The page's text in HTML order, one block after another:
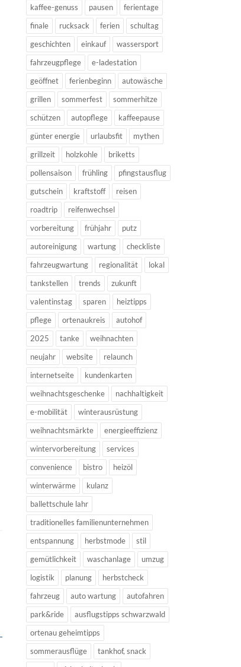
kaffee-genuss
pausen
ferientage
finale
rucksack ferien
schultag
geschichten
einkauf
wassersport
fahrzeugpflege
e-ladestation
geöffnet
ferienbeginn
autowäsche
grillen
sommerfest
sommerhitze
schützen
autopflege
kaffeepause
günter energie
urlaubsfit
mythen
grillzeit
holzkohle
briketts
pollensaison
frühling
pfingstausflug
gutschein
kraftstoff
reisen
roadtrip
reifenwechsel
vorbereitung
frühjahr
putz
autoreinigung
wartung
checkliste
fahrzeugwartung
regionalität
lokal
tankstellen
trends
zukunft
valentinstag
sparen
heiztipps
pflege
ortenaukreis
autohof
2025
tanke
weihnachten
neujahr
website
relaunch
internetseite
kundenkarten
weihnachtsgeschenke
nachhaltigkeit
e-mobilität
winterausrüstung
weihnachtsmärkte
energieeffizienz
wintervorbereitung
services
convenience
bistro
heizöl
winterwärme
kulanz
ballettschule lahr
traditionelles familienunternehmen
entspannung
herbstmode
stil
gemütlichkeit
waschanlage
umzug
logistik
planung
herbstcheck
fahrzeug
auto wartung
autofahren
park&ride
ausflugstipps schwarzwald
ortenau geheimtipps
sommerausflüge
tankhof, snack